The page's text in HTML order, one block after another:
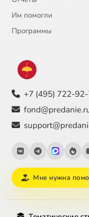
Им помогли
Программы
+7 (495) 722-
Мне нужна